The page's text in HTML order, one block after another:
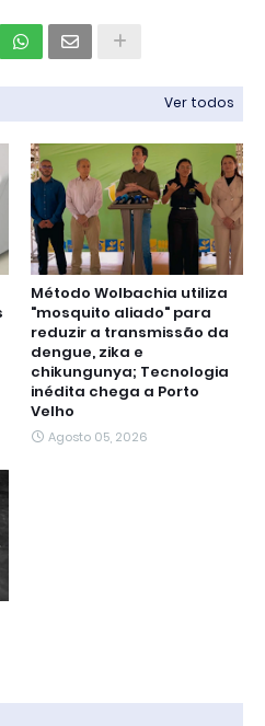
Ver todos
Método Wolbachia utiliza
"mosquito aliado" para
reduzir a transmissão da
dengue, zika e
chikungunya; Tecnologia
inédita chega a Porto
Velho
Agosto 05, 2026